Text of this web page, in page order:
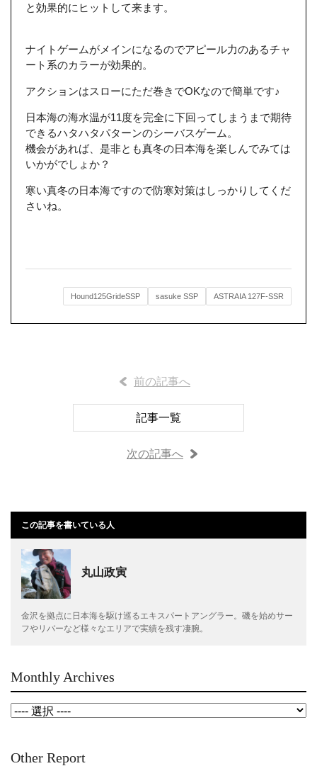
と効果的にヒットして来ます。
ナイトゲームがメインになるのでアピール力のあるチャ
ート系のカラーが効果的。
アクションはスローにただ巻きでOKなので簡単です♪
日本海の海水温が11度を完全に下回ってしまうまで期待
できるハタハタパターンのシーバスゲーム。
機会があれば、是非とも真冬の日本海を楽しんでみては
いかがでしょか？
寒い真冬の日本海ですので防寒対策はしっかりしてくだ
さいね。
Hound125GrideSSP sasuke SSP ASTRAIA 127F-SSR
前の記事へ
記事一覧
次の記事へ
この記事を書いている人
丸山政寅
金沢を拠点に日本海を駆け巡るエキスパートアングラー。磯を始めサー
フやリバーなど様々なエリアで実績を残す凄腕。
Monthly Archives
Other Report